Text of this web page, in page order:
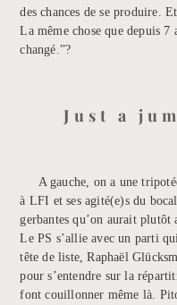
des chances de se produire.
La même chose que depuis
changé.”?
Just a
A gauche, on a une
à LFI et ses agité(e)s du
gerbantes qu’on aurait plutôt
Le PS s’allie avec un parti
tête de liste, Raphaël
pour s’entendre sur la
font couillonner même là.